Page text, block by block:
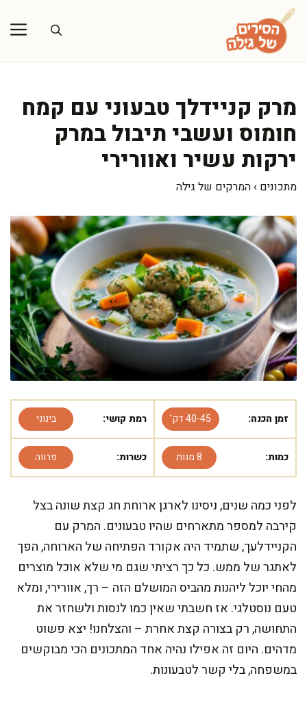
לדלג
לתוכן
מרק קניידלך טבעוני עם קמח
חומוס ועשבי תיבול במרק
ירקות עשיר ואוורירי
מתכונים › המרקים של גילה
זמן הכנה: 40-45 דק' רמת קושי: בינוני
כמות: 8 מנות כשרות: פרווה
לפני כמה שנים, ניסינו לארגן ארוחת חג קצת שונה בצל
קירבה למספר מתארחים שהיו טבעונים. המרק עם
הקניידלעך, שתמיד היה אקורד הפתיחה של הארוחה, הפך
לאתגר של ממש. כל כך רציתי שגם מי שלא אוכל מוצרים
מהחי יוכל ליהנות מהביס המושלם הזה – רך, אוורירי, ומלא
טעם נוסטלגי. אז חשבתי שאין כמו לנסות ולשחזר את
התחושה, רק בצורה קצת אחרת – והצלחנו! יצא פשוט
מדהים. היום זה אפילו נהיה אחד המתכונים הכי מבוקשים
במשפחה, בלי קשר לטבעונות.